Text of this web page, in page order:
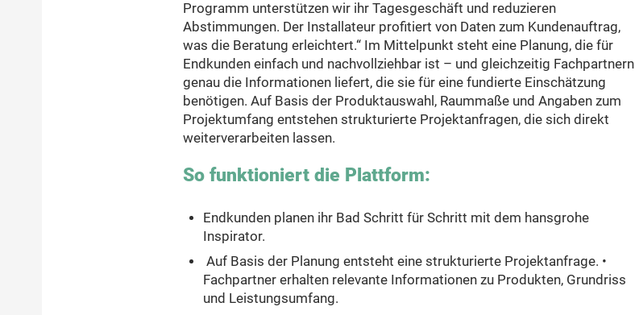
Programm unterstützen wir ihr Tagesgeschäft und reduzieren
Abstimmungen. Der Installateur profitiert von Daten zum Kundenauftrag,
was die Beratung erleichtert.“ Im Mittelpunkt steht eine Planung, die für
Endkunden einfach und nachvollziehbar ist – und gleichzeitig Fachpartnern
genau die Informationen liefert, die sie für eine fundierte Einschätzung
benötigen. Auf Basis der Produktauswahl, Raummaße und Angaben zum
Projektumfang entstehen strukturierte Projektanfragen, die sich direkt
weiterverarbeiten lassen.
So funktioniert die Plattform:
Endkunden planen ihr Bad Schritt für Schritt mit dem hansgrohe
Inspirator.
Auf Basis der Planung entsteht eine strukturierte Projektanfrage. •
Fachpartner erhalten relevante Informationen zu Produkten, Grundriss
und Leistungsumfang.